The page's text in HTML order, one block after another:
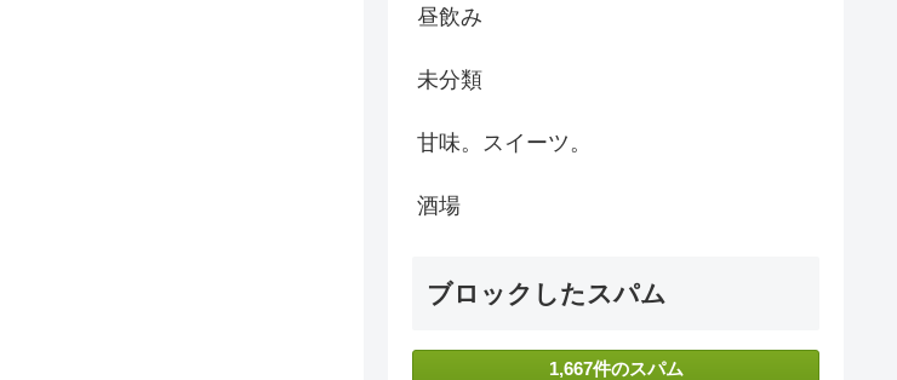
昼飲み
未分類
甘味。スイーツ。
酒場
ブロックしたスパム
1,667件のスパム